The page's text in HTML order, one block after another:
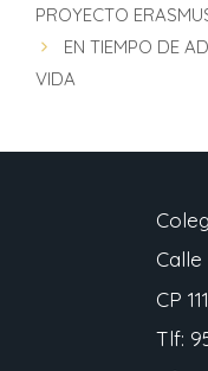
PROYECTO
EN TIEMPO DE
VIDA
Calle
CP
Tlf: